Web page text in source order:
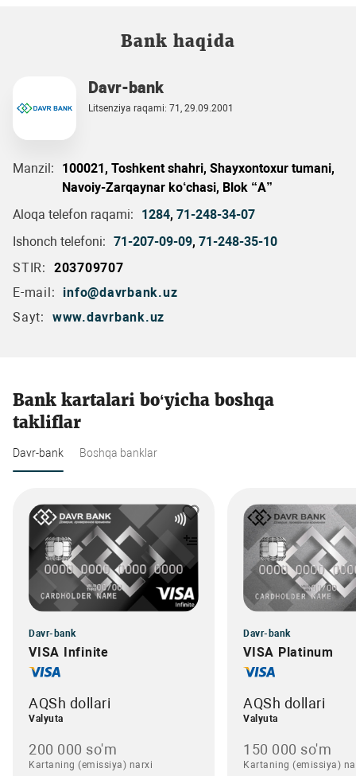
Bank haqida
Davr-bank
Litsenziya raqami: 71, 29.09.2001
Manzil:
100021, Toshkent shahri, Shayxontoxur tumani,
Navoiy-Zarqaynar ko‘chasi, Blok “A”
Aloqa telefon raqami:
1284, 71-248-34-07
Ishonch telefoni: 71-207-09-09, 71-248-35-10
STIR:
203709707
E-mail:
info@davrbank.uz
Sayt:
www.davrbank.uz
Bank kartalari bo‘yicha boshqa
takliflar
Davr-bank Boshqa banklar
Davr-bank
VISA Infinite
AQSh dollari
Valyuta
200 000 so'm
Kartaning (emissiya) narxi
Davr-bank
VISA Platinum
AQSh dollari
Valyuta
150 000 so'm
Kartaning (emissiya)